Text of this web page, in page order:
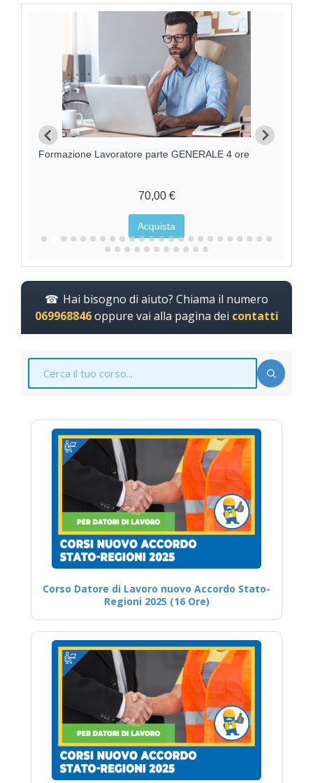
Formazione Lavoratori parte GENERALE +
95,00 €
Acquista
Hai bisogno di aiuto? Chiama il numero
069968846oppure vai alla pagina dei contatti
Corso Datore di Lavoro nuovo Accordo Stato-
Regioni 2025 (16 Ore)